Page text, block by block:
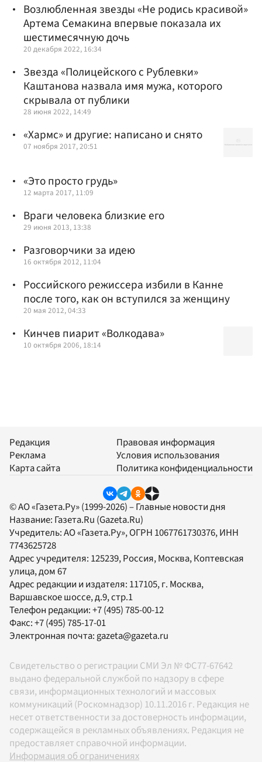
Возлюбленная звезды «Не родись красивой»
Артема Семакина впервые показала их
шестимесячную дочь
20 декабря 2022, 16:34
Звезда «Полицейского с Рублевки»
Каштанова назвала имя мужа, которого
скрывала от публики
28 июня 2022, 14:49
«Хармс» и другие: написано и снято
07 ноября 2017, 20:51
«Это просто грудь»
12 марта 2017, 11:09
Враги человека близкие его
29 июня 2013, 13:38
Разговорчики за идею
16 октября 2012, 11:04
Российского режиссера избили в Канне
после того, как он вступился за женщину
20 мая 2012, 04:33
Кинчев пиарит «Волкодава»
10 октября 2006, 18:14
Редакция
Реклама
Карта сайта
Правовая информация
Условия использования
Политика конфиденциальности
© АО «Газета.Ру» (1999-2026) – Главные новости дня
Название: Газета.Ru (Gazeta.Ru)
Учредитель:АО «Газета.Ру», ОГРН 1067761730376, ИНН
7743625728
Адрес учредителя: 125239, Россия, Москва, Коптевская
улица, дом 67
Адрес редакции и издателя: 117105, г. Москва,
Варшавское шоссе, д.9, стр.1
Телефон редакции:+7 (495) 785-00-12
Факс:+7 (495) 785-17-01
Электронная почта:gazeta@gazeta.ru
Свидетельство о регистрации СМИ Эл № ФС77-67642
выдано федеральной службой по надзору в сфере
связи, информационных технологий и массовых
коммуникаций (Роскомнадзор) 10.11.2016 г. Редакция не
несет ответственности за достоверность информации,
содержащейся в рекламных объявлениях. Редакция не
предоставляет справочной информации.
Информация об ограничениях